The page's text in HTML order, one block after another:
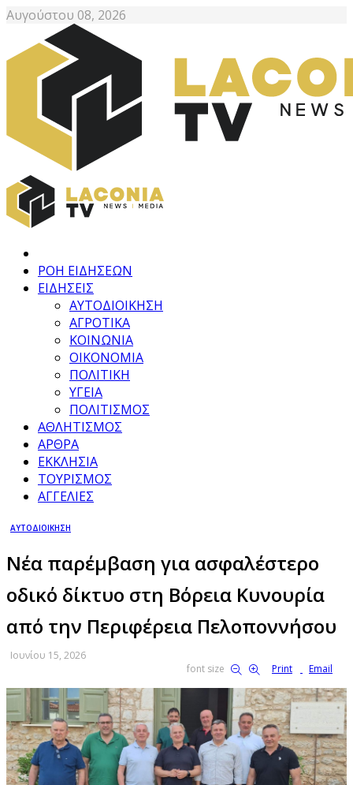
Αυγούστου 08, 2026
ΡΟΗ ΕΙΔΗΣΕΩΝ
ΕΙΔΗΣΕΙΣ
ΑΥΤΟΔΙΟΙΚΗΣΗ
ΑΓΡΟΤΙΚΑ
ΚΟΙΝΩΝΙΑ
ΟΙΚΟΝΟΜΙΑ
ΠΟΛΙΤΙΚΗ
ΥΓΕΙΑ
ΠΟΛΙΤΙΣΜΟΣ
ΑΘΛΗΤΙΣΜΟΣ
ΑΡΘΡΑ
ΕΚΚΛΗΣΙΑ
ΤΟΥΡΙΣΜΟΣ
ΑΓΓΕΛΙΕΣ
ΑΥΤΟΔΙΟΙΚΗΣΗ
Νέα παρέμβαση για ασφαλέστερο
οδικό δίκτυο στη Βόρεια Κυνουρία
από την Περιφέρεια Πελοποννήσου
Ιουνίου 15, 2026
font size
Print Email